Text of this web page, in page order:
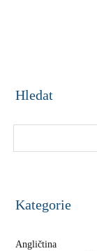
Hledat
Kategorie
Angličtina